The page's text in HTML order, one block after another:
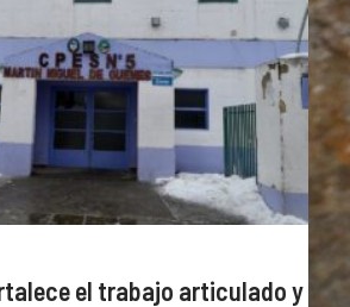
el trabajo articulado y